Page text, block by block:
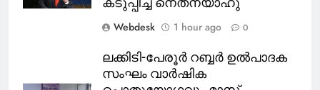
Webdesk
1 hour ago 0
ലക്കിടി-പേരൂര്‍ റബ്ബര്‍ ഉല്‍പാദക
സംഘം വാര്‍ഷിക